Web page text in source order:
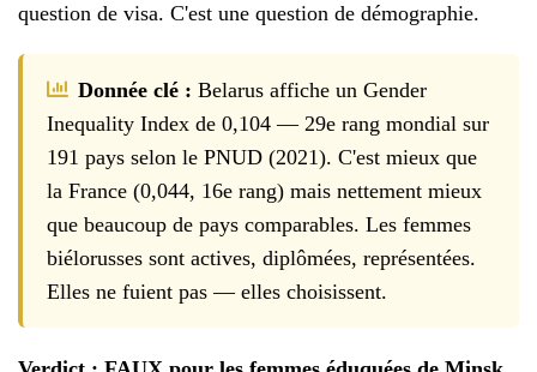
question de visa. C'est une question de démographie.
Donnée clé : Belarus affiche un Gender
Inequality Index de 0,104 — 29e rang mondial sur
191 pays selon le PNUD (2021). C'est mieux que
la France (0,044, 16e rang) mais nettement mieux
que beaucoup de pays comparables. Les femmes
biélorusses sont actives, diplômées, représentées.
Elles ne fuient pas — elles choisissent.